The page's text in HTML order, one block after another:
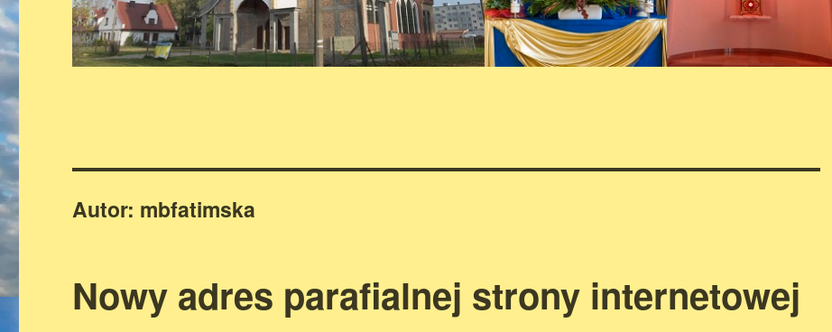
Autor: mbfatimska
Nowy adres parafialnej strony internetowej